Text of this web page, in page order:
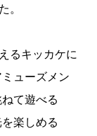
。
るキッカケに
ューズメン
て遊べる
楽しめる